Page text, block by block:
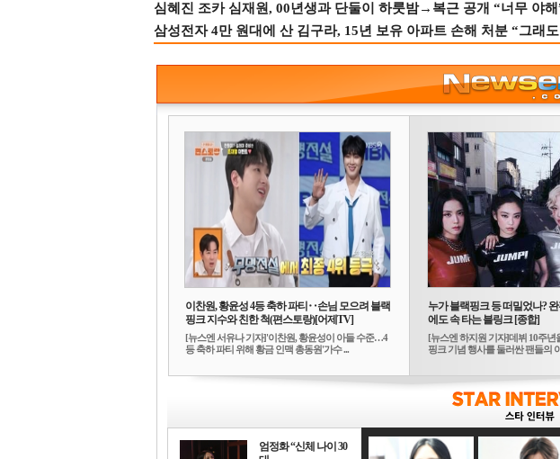
심혜진 조카 심재원, 00년생과 단둘이 하룻밤→복근 공개 “너무 야해
삼성전자 4만 원대에 산 김구라, 15년 보유 아파트 손해 처분 “그래
이찬원, 황윤성 4등 축하 파티‥손님 모으려 블랙
핑크 지수와 친한 척(편스토랑)[어제TV]
[뉴스엔 서유나 기자]'이찬원, 황윤성이 아들 수준…4
등 축하 파티 위해 황금 인맥 총동원'가수 ...
누가 블랙핑크 등 떠밀었나?
에도 속 타는 블링크 [종합]
[뉴스엔 하지원 기자]데뷔 10주년
핑크 기념 행사를 둘러싼 팬들의
엄정화 “신체 나이 30